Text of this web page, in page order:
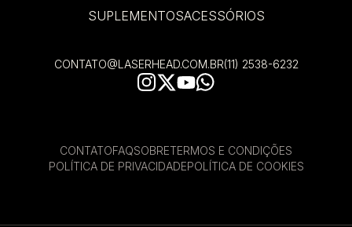
SUPLEMENTOSACESSÓRIOS
CONTATO@LASERHEAD.COM.BR(11) 2538-6232
CONTATOFAQSOBRETERMOS E CONDIÇÕES
POLÍTICA DE PRIVACIDADEPOLÍTICA DE COOKIES